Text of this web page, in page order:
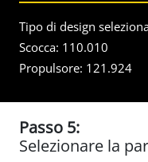
Tipo di design
Scocca: 110.010
Propulsore: 121.924
Passo 5:
Selezionare la